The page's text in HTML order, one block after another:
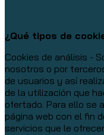
¿Qué tipos de
Cookies de análisis -
nosotros o por
de usuarios y así
de la utilización que
ofertado. Para ello se
página web con el fin
servicios que le